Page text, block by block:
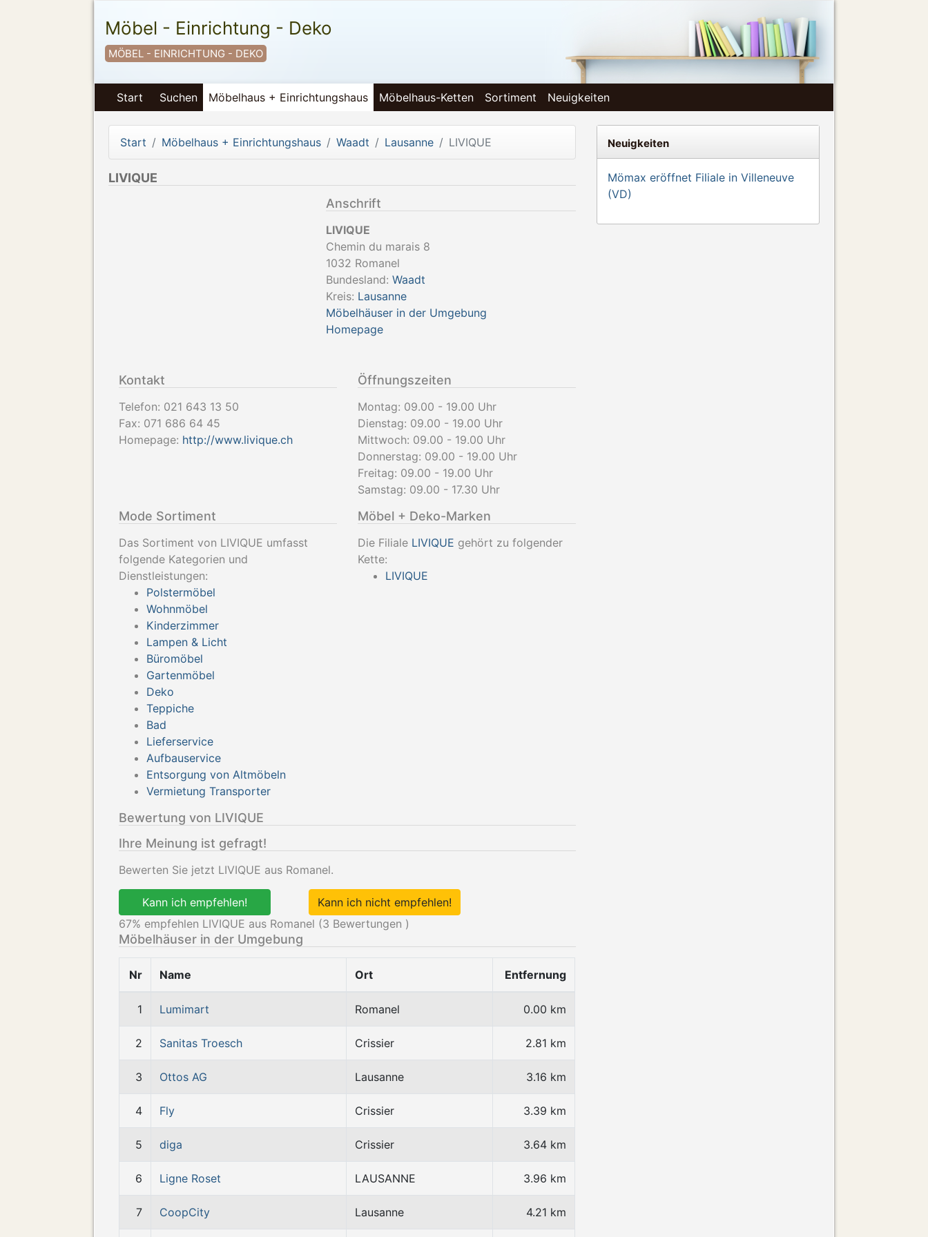
Möbel - Einrichtung - Deko
MÖBEL - EINRICHTUNG - DEKO
Start Suchen Möbelhaus + Einrichtungshaus Möbelhaus-Ketten Sortiment Neuigkeiten
Start Möbelhaus + Einrichtungshaus Waadt Lausanne LIVIQUE
LIVIQUE
Anschrift
LIVIQUE
Chemin du marais 8
1032 Romanel
Bundesland: Waadt
Kreis: Lausanne
Möbelhäuser in der Umgebung
Homepage
Kontakt
Telefon: 021 643 13 50
Fax: 071 686 64 45
Homepage: http://www.livique.ch
Öffnungszeiten
Montag: 09.00 - 19.00 Uhr
Dienstag: 09.00 - 19.00 Uhr
Mittwoch: 09.00 - 19.00 Uhr
Donnerstag: 09.00 - 19.00 Uhr
Freitag: 09.00 - 19.00 Uhr
Samstag: 09.00 - 17.30 Uhr
Mode Sortiment
Das Sortiment von LIVIQUE umfasst
folgende Kategorien und
Dienstleistungen:
Polstermöbel
Wohnmöbel
Kinderzimmer
Lampen & Licht
Büromöbel
Gartenmöbel
Deko
Teppiche
Bad
Lieferservice
Aufbauservice
Entsorgung von Altmöbeln
Vermietung Transporter
Möbel + Deko-Marken
Die Filiale LIVIQUE gehört zu folgender
Kette:
LIVIQUE
Bewertung von LIVIQUE
Ihre Meinung ist gefragt!
Bewerten Sie jetzt LIVIQUE aus Romanel.
Kann ich empfehlen!
Kann ich nicht empfehlen!
67% empfehlen LIVIQUE aus Romanel (3 Bewertungen )
Möbelhäuser in der Umgebung
Nr Name Ort Entfernung
1 Lumimart Romanel 0.00 km
2 Sanitas Troesch Crissier 2.81 km
3 Ottos AG Lausanne 3.16 km
4 Fly Crissier 3.39 km
5 diga Crissier 3.64 km
6 Ligne Roset LAUSANNE 3.96 km
7 CoopCity Lausanne 4.21 km
Neuigkeiten
Mömax eröffnet Filiale in Villeneuve
(VD)